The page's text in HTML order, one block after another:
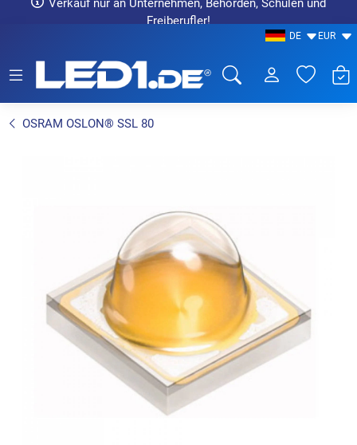
Verkauf nur an Unternehmen, Behörden, Schulen und
Freiberufler!
DE EUR
OSRAM OSLON® SSL 80